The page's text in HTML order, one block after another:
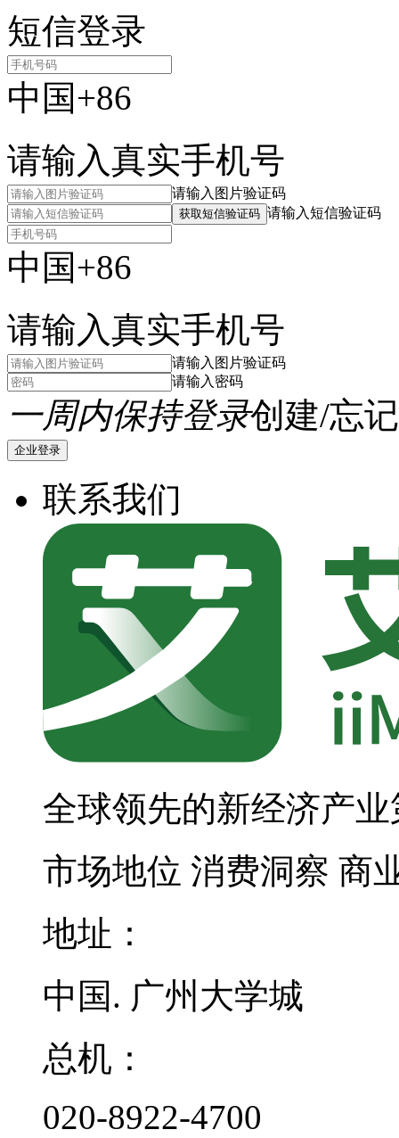
短信登录
中国+86
请输入真实手机号
请输入图片验证码
获取短信验证码 请输入短信验证码
中国+86
请输入真实手机号
请输入图片验证码
请输入密码
一周内保持登录创建/忘
企业登录
联系我们
全球领先的新经济产
市场地位 消费洞察 商
地址：
中国. 广州大学城
总机：
020-8922-4700